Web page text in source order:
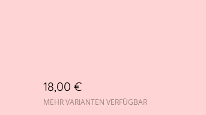
18,00 €
MEHR VARIANTEN VERFÜGBAR